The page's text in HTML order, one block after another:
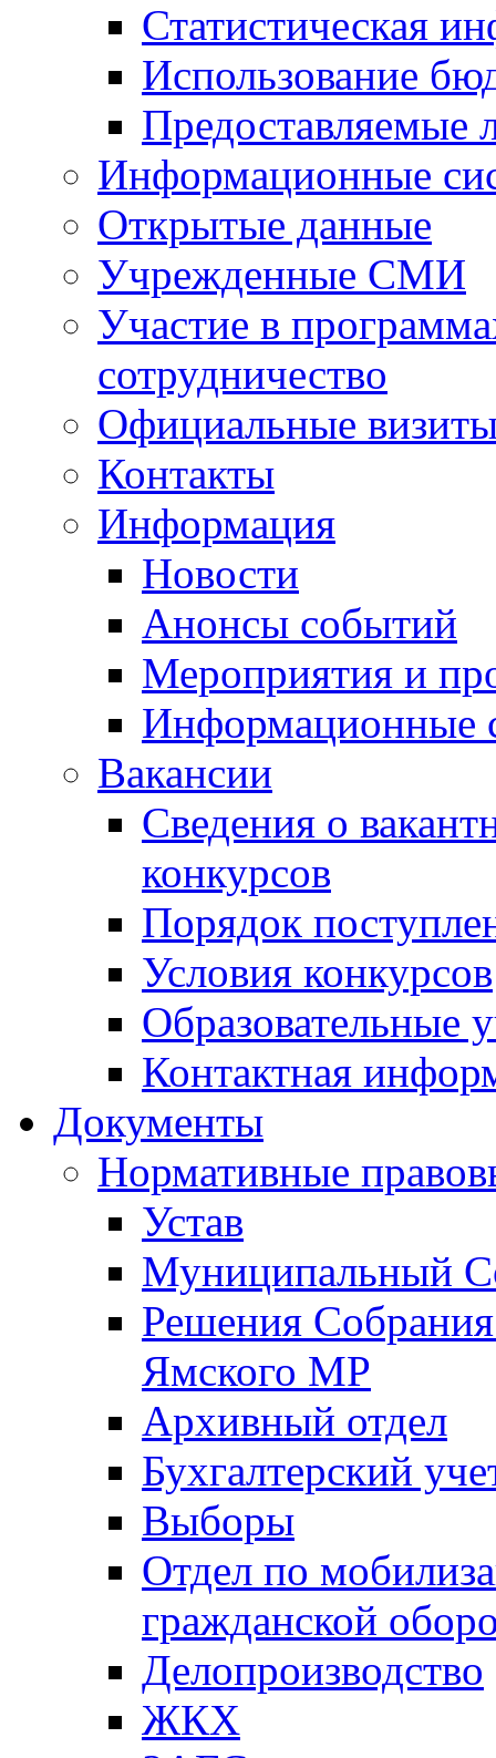
Статистическая
Использование
Предоставляемые
Информационные
Открытые данные
Учрежденные СМИ
Участие в
сотрудничество
Официальные
Контакты
Информация
Новости
Анонсы событий
Мероприятия и
Информационные
Вакансии
Сведения о
конкурсов
Порядок
Условия конкурсов
Образовательные
Контактная
Документы
Нормативные
Устав
Муниципальный
Решения
Ямского МР
Архивный отдел
Бухгалтерский
Выборы
Отдел по
гражданской
Делопроизводство
ЖКХ